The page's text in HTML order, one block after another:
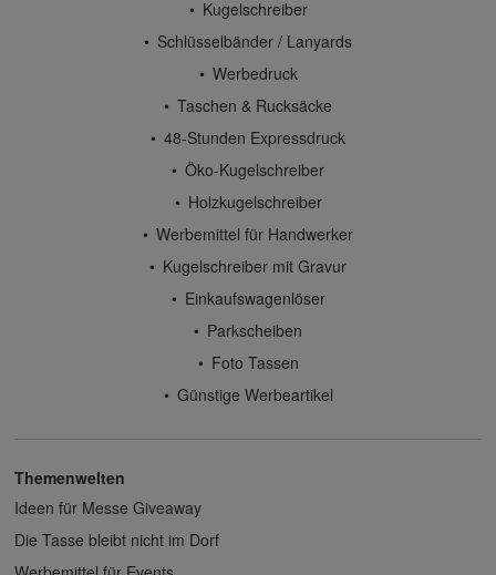
Kugelschreiber
Schlüsselbänder / Lanyards
Werbedruck
Taschen & Rucksäcke
48-Stunden Expressdruck
Öko-Kugelschreiber
Holzkugelschreiber
Werbemittel für Handwerker
Kugelschreiber mit Gravur
Einkaufswagenlöser
Parkscheiben
Foto Tassen
Günstige Werbeartikel
Themenwelten
Ideen für Messe Giveaway
Die Tasse bleibt nicht im Dorf